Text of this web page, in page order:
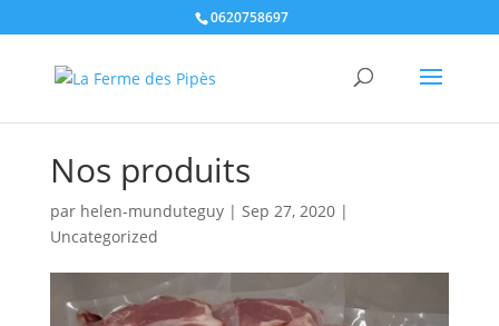
0620758697
Nos produits
par helen-munduteguy| Sep 27, 2020|
Uncategorized